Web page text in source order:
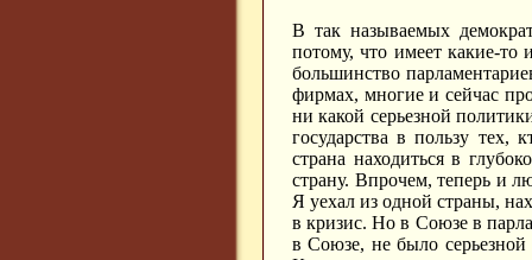
В так называемых
потому, что имеет какие-то
большинство
фирмах, многие и сейчас
ни какой серьезной
государства в пользу тех,
страна находиться в
страну. Впрочем, теперь и
Я уехал из одной страны,
в кризис. Но в Союзе в
в Союзе, не было серьезной